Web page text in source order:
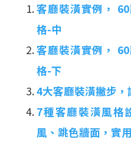
客廳裝潢實例，
格-中
客廳裝潢實例，
格-下
4大客廳裝潢撇步，
7種客廳裝潢風格
風、跳色牆面，實